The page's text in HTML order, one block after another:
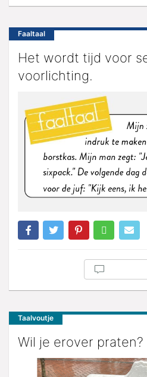
Faaltaal
Het wordt tijd voor
voorlichting.
Taalvoutje
Wil je erover praten?